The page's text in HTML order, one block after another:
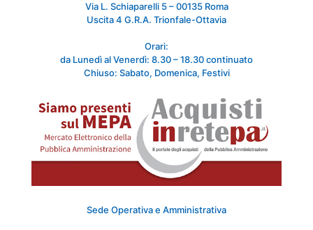
Via L. Schiaparelli 5 – 00135 Roma
Uscita 4 G.R.A. Trionfale-Ottavia
Orari:
da Lunedì al Venerdì: 8.30 – 18.30 continuato
Chiuso: Sabato, Domenica, Festivi
Sede Operativa e Amministrativa